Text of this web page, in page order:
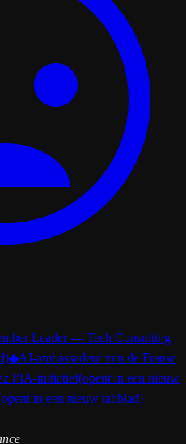
Leader — Tech Consulting
◆AI-ambassadeur van de Franse
l’IA-initiatief(opent in een nieuw
in een nieuw tabblad)